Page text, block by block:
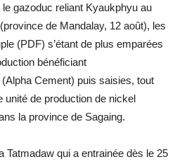
gazoduc reliant Kyaukphyu au
de Mandalay, 12 août), les
(PDF) s’étant de plus emparées
bénéficiant
Cement) puis saisies, tout
unité de production de nickel
la province de Sagaing.
Tatmadaw qui a entrainée dès le 25